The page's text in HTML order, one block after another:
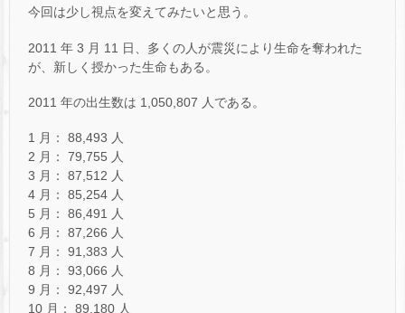
今回は少し視点を変えてみたいと思う。
2011 年 3 月 11 日、多くの人が震災により生命を奪われた
が、新しく授かった生命もある。
2011 年の出生数は 1,050,807 人である。
1 月： 88,493 人
2 月： 79,755 人
3 月： 87,512 人
4 月： 85,254 人
5 月： 86,491 人
6 月： 87,266 人
7 月： 91,383 人
8 月： 93,066 人
9 月： 92,497 人
10 月： 89,180 人